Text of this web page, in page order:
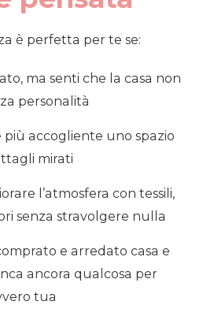
è perfetta per te se:
ma senti che la casa non
personalità
accogliente uno spazio
mirati
l’atmosfera con tessili,
senza stravolgere nulla
e arredato casa e
ancora qualcosa per
tua